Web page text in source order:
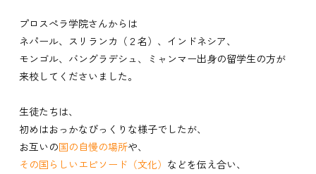
プロスぺラ学院さんからは
ネパール、スリランカ（２名）、インドネシア、
モンゴル、バングラデシュ、ミャンマー出身の留学生の方が
来校してくださいました。
生徒たちは、
初めはおっかなびっくりな様子でしたが、
お互いの国の自慢の場所や、
その国らしいエピソード（文化） などを伝え合い、